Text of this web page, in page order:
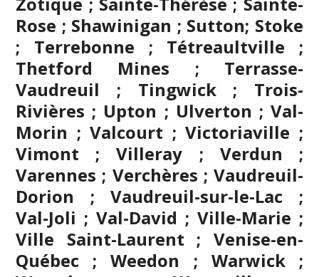
Rose ; Shawinigan ; Sutton; Stoke
; Terrebonne ; Tétreaultville ;
Thetford Mines ; Terrasse-
Vaudreuil ; Tingwick ; Trois-
Rivières ; Upton ; Ulverton ; Val-
Morin ; Valcourt ; Victoriaville ;
Vimont ; Villeray ; Verdun ;
Varennes ; Verchères ; Vaudreuil-
Dorion ; Vaudreuil-sur-le-Lac ;
Val-Joli ; Val-David ; Ville-Marie ;
Ville Saint-Laurent ; Venise-en-
Québec ; Weedon ; Warwick ;